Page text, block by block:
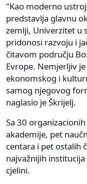
"Kao moderno
predstavlja glavnu
zemlji, Univerzitet u
pridonosi razvoju i
čitavom području
Evrope. Nemjerljiv
ekonomskog i
samog njegovog
naglasio je Škrijelj.
Sa 30
akademije, pet
centara i pet ostalih
najvažnijih
cjelini.